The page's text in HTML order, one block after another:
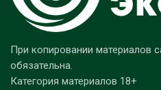
При копировании материалов
обязательна.
Категория материалов 18+